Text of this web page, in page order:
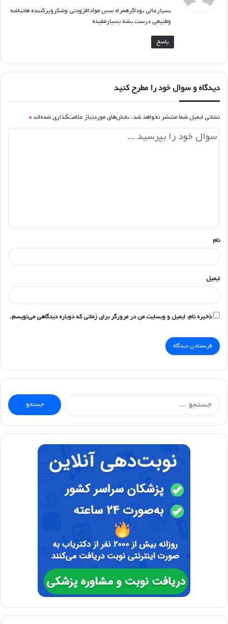
:
بسیارعالی بوداگرهمراه سس موادافزودنی وشکروپرکننده هانباشه
وطبیعی درست بشه بسیارمفیده
پاسخ
دیدگاه و سوال خود را مطرح کنید
نشانی ایمیل شما منتشر نخواهد شد. بخش‌های موردنیاز علامت‌گذاری شده‌اند *
*
نام
ایمیل
ذخیره نام، ایمیل و وبسایت من در مرورگر برای زمانی که دوباره دیدگاهی می‌نویسم.
جستجو
برای: